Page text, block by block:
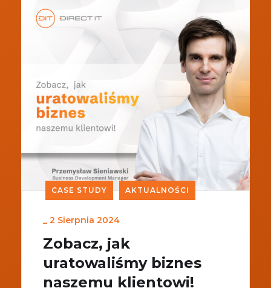
CASE STUDY AKTUALNOŚCI
_ 2 Sierpnia 2024
Zobacz, jak
uratowaliśmy biznes
naszemu klientowi!